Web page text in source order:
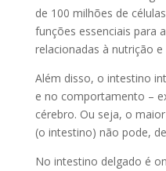
de 100 milhões de
funções essenciais para
relacionadas à nutrição
Além disso, o intestino
e no comportamento –
cérebro. Ou seja, o
(o intestino) não pode,
No intestino delgado é